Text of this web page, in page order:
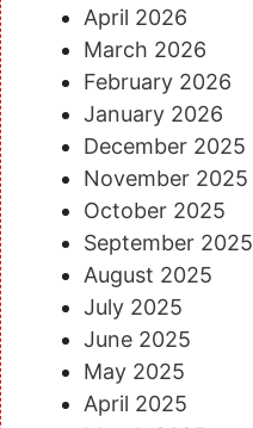
April 2026
March 2026
February 2026
January 2026
December 2025
November 2025
October 2025
September 2025
August 2025
July 2025
June 2025
May 2025
April 2025